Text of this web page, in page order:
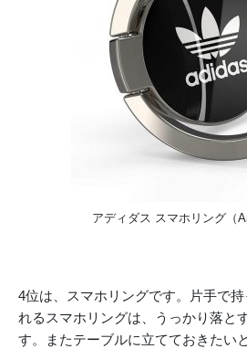
アディダス スマホリング（
4位は、スマホリングです。片手で
れるスマホリングは、うっかり落と
す。またテーブルに立てておきたい